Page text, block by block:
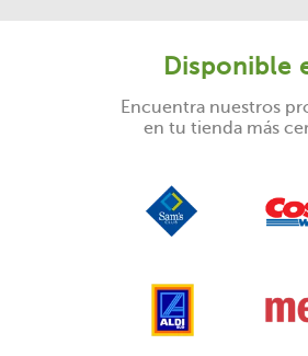
Disponible
Encuentra nuestros
en tu tienda más